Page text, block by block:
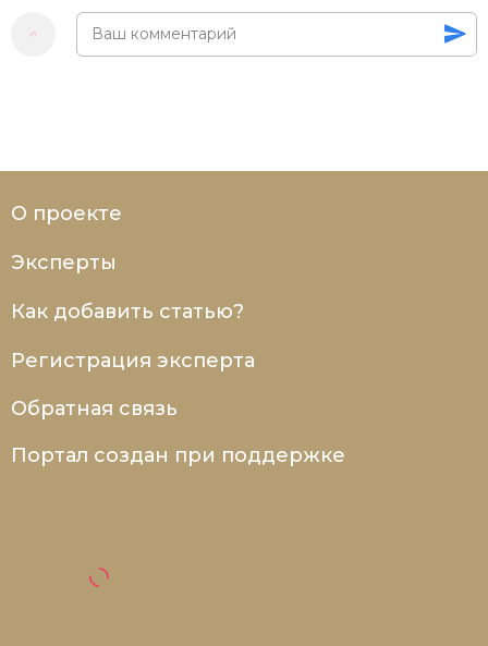
О проекте
Эксперты
Как добавить статью?
Регистрация эксперта
Обратная связь
Портал создан при поддержке